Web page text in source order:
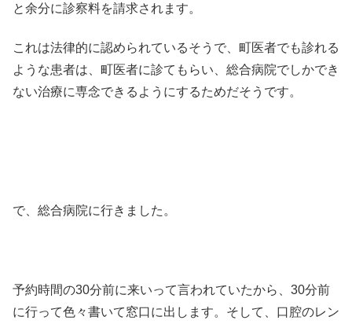
と余分に診察料を請求されます。
これは法律的に認められているそうで、町医者でも診れる
ような患者は、町医者に診てもらい、総合病院でしかでき
ない治療に専念できるようにするためだそうです。
で、総合病院に行きました。
予約時間の30分前に来いって言われていたから、30分前
に行って色々書いて窓口に出します。そして、口腔のレン